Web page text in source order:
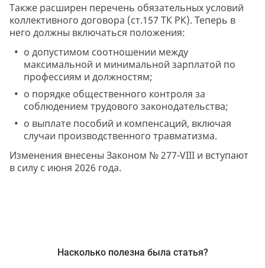
Также расширен перечень обязательных условий
коллективного договора (ст.157 ТК РК). Теперь в
него должны включаться положения:
о допустимом соотношении между
максимальной и минимальной зарплатой по
профессиям и должностям;
о порядке общественного контроля за
соблюдением трудового законодательства;
о выплате пособий и компенсаций, включая
случаи производственного травматизма.
Изменения внесены Законом № 277-VIII и вступают
в силу с июня 2026 года.
Насколько полезна была статья?